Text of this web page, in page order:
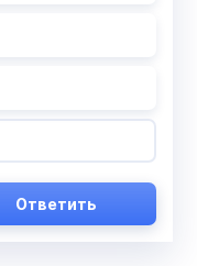
Ответить